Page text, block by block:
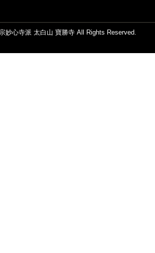
妙心寺派 太白山 寶勝寺 All Rights Reserved.